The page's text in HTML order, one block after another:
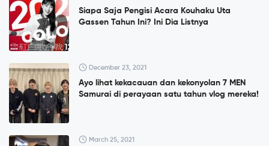
Siapa Saja Pengisi Acara Kouhaku Uta
Gassen Tahun Ini? Ini Dia Listnya
December 23, 2021
Ayo lihat kekacauan dan kekonyolan 7 MEN
Samurai di perayaan satu tahun vlog mereka!
March 25, 2021